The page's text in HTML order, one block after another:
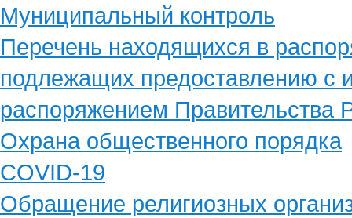
Муниципальный контроль
Перечень находящихся в
подлежащих предоставлению с
распоряжением
Охрана общественного порядка
COVID-19
Обращение религиозных